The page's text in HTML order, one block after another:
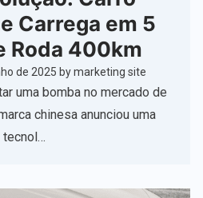
Carrega em 5
Roda 400km
de 2025 bymarketing site
uma bomba no mercado de
chinesa anunciou uma
tecnol…